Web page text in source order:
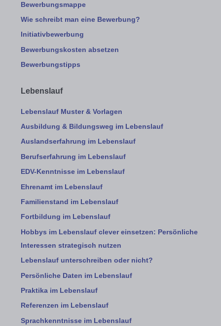
Bewerbungsmappe
Wie schreibt man eine Bewerbung?
Initiativbewerbung
Bewerbungskosten absetzen
Bewerbungstipps
Lebenslauf
Lebenslauf Muster & Vorlagen
Ausbildung & Bildungsweg im Lebenslauf
Auslandserfahrung im Lebenslauf
Berufserfahrung im Lebenslauf
EDV-Kenntnisse im Lebenslauf
Ehrenamt im Lebenslauf
Familienstand im Lebenslauf
Fortbildung im Lebenslauf
Hobbys im Lebenslauf clever einsetzen: Persönliche
Interessen strategisch nutzen
Lebenslauf unterschreiben oder nicht?
Persönliche Daten im Lebenslauf
Praktika im Lebenslauf
Referenzen im Lebenslauf
Sprachkenntnisse im Lebenslauf